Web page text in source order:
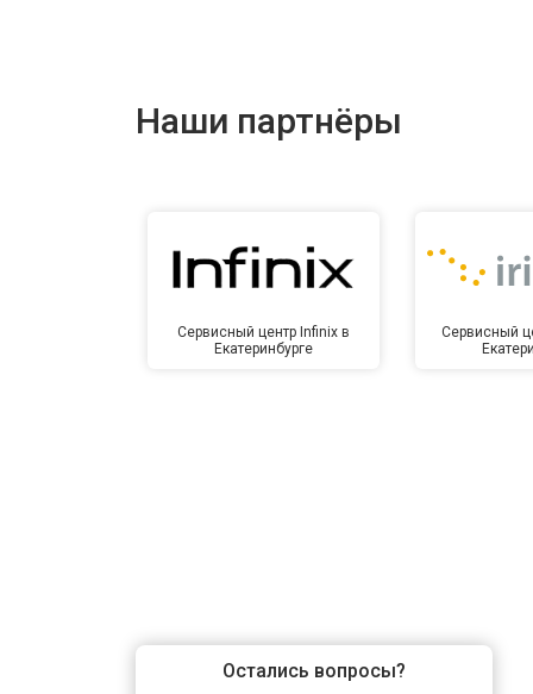
Наши партнёры
Сервисный центр Infinix в
Екатеринбурге
Сервисный
Остались вопросы?